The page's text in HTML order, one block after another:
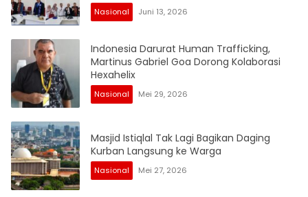
Nasional Juni 13, 2026
Indonesia Darurat Human Trafficking,
Martinus Gabriel Goa Dorong Kolaborasi
Hexahelix
Nasional Mei 29, 2026
Masjid Istiqlal Tak Lagi Bagikan Daging
Kurban Langsung ke Warga
Nasional Mei 27, 2026